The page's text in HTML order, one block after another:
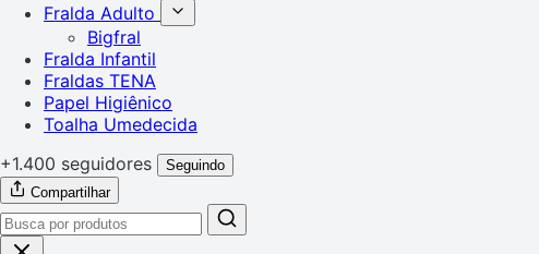
Fralda Adulto
Bigfral
Fralda Infantil
Fraldas TENA
Papel Higiênico
Toalha Umedecida
+1.400 seguidores
Seguindo
Compartilhar